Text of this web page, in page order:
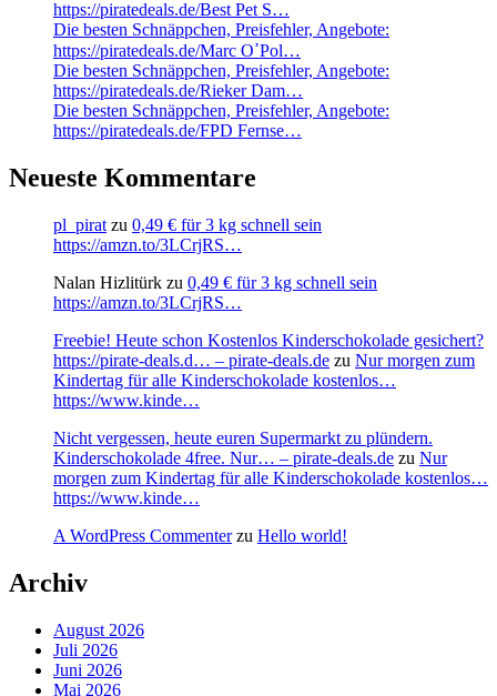
https://piratedeals.de/Best Pet S…
Die besten Schnäppchen, Preisfehler, Angebote:
https://piratedeals.de/Marc OߴPol…
Die besten Schnäppchen, Preisfehler, Angebote:
https://piratedeals.de/Rieker Dam…
Die besten Schnäppchen, Preisfehler, Angebote:
https://piratedeals.de/FPD Fernse…
Neueste Kommentare
pl_pirat zu 0,49 € für 3 kg schnell sein
https://amzn.to/3LCrjRS…
Nalan Hizlitürk zu 0,49 € für 3 kg schnell sein
https://amzn.to/3LCrjRS…
Freebie! Heute schon Kostenlos Kinderschokolade gesichert?
https://pirate-deals.d… – pirate-deals.de zu Nur morgen zum
Kindertag für alle Kinderschokolade kostenlos…
https://www.kinde…
Nicht vergessen, heute euren Supermarkt zu plündern.
Kinderschokolade 4free. Nur… – pirate-deals.de zu Nur
morgen zum Kindertag für alle Kinderschokolade kostenlos…
https://www.kinde…
A WordPress Commenterzu Hello world!
Archiv
August 2026
Juli 2026
Juni 2026
Mai 2026